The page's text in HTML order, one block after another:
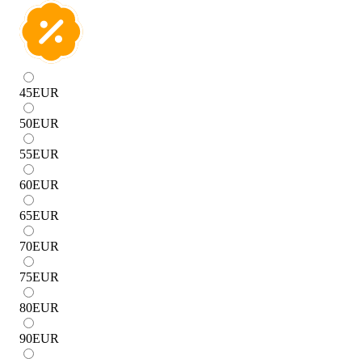
45EUR
50EUR
55EUR
60EUR
65EUR
70EUR
75EUR
80EUR
90EUR